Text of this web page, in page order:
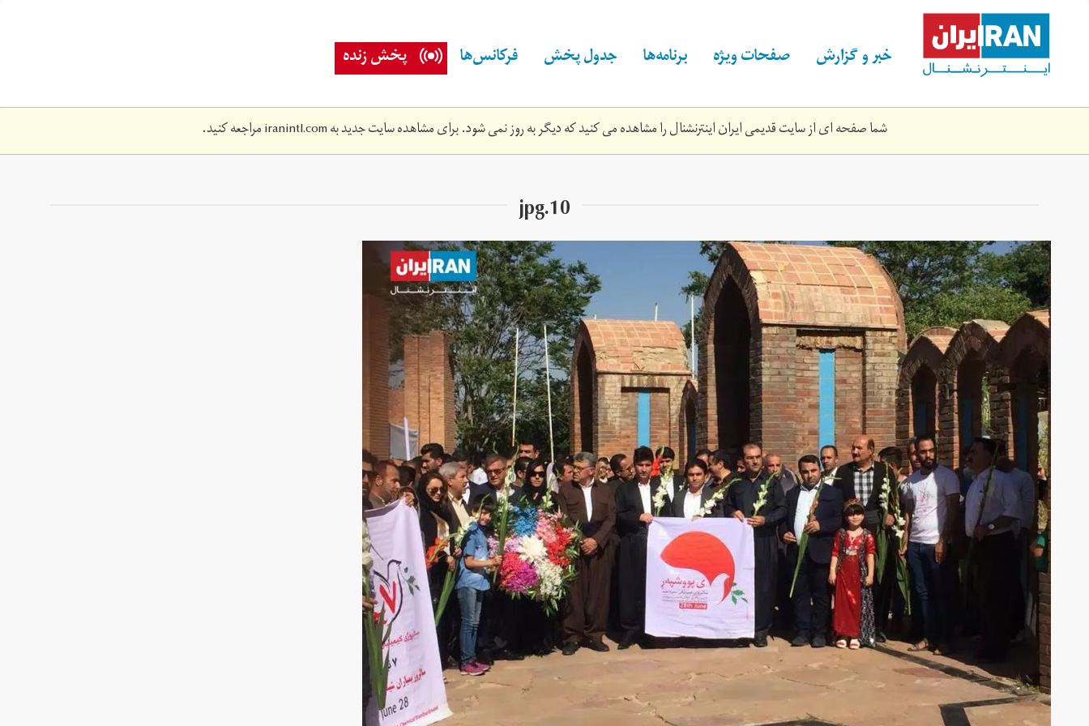
content خبر و گزارش صفحات ویژه برنامه‌ها جدول پخش فرکانس‌ها پخش زنده
شما صفحه ای از سایت قدیمی ایران اینترنشنال را مشاهده می کنید که دیگر به روز نمی شود. برای مشاهده سایت جدید بهiranintl.comمراجعه کنید.
10.jpg